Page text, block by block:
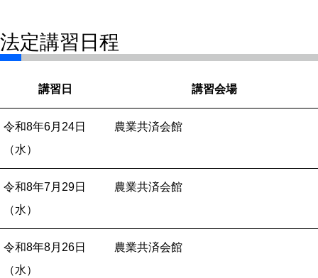
法定講習日程
講習日 講習会場
令和8年6月24日
（水）
農業共済会館
令和8年7月29日
（水）
農業共済会館
令和8年8月26日
（水）
農業共済会館